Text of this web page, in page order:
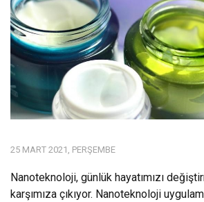
25 MART 2021, PERŞEMBE
Nanoteknoloji, günlük hayatımızı
karşımıza çıkıyor. Nanoteknoloji